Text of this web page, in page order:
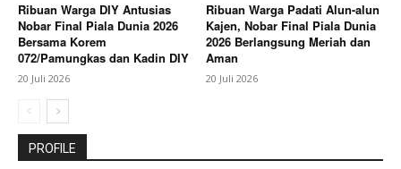
Ribuan Warga DIY Antusias
Nobar Final Piala Dunia 2026
Bersama Korem
072/Pamungkas dan Kadin DIY
20 Juli 2026
Ribuan Warga Padati Alun-alun
Kajen, Nobar Final Piala Dunia
2026 Berlangsung Meriah dan
Aman
20 Juli 2026
PROFILE